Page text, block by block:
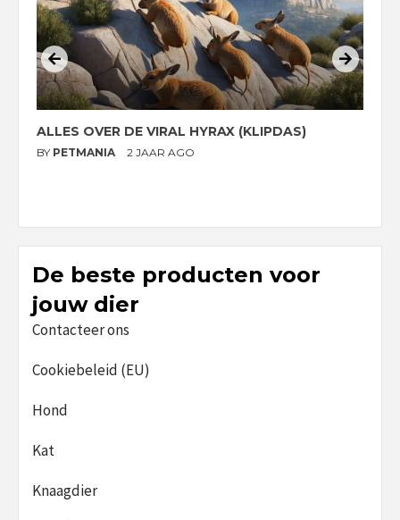
ALLES OVER DE VIRAL HYRAX (KLIPDAS)
BY PETMANIA 2 JAAR AGO
De beste producten voor
jouw dier
Contacteer ons
Cookiebeleid (EU)
Hond
Kat
Knaagdier